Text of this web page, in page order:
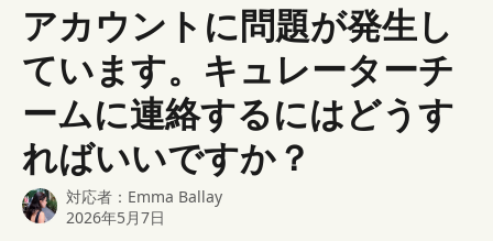
アカウントに問題が発生し
ています。キュレーターチ
ームに連絡するにはどうす
ればいいですか？
対応者： Emma Ballay
2026年5月7日